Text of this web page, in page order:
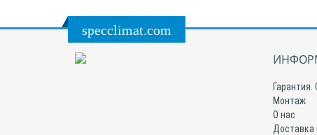
specclimat.com
Гарантия.
Монтаж
О нас
Доставка